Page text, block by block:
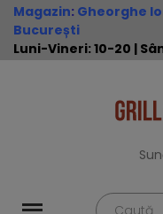
Magazin: Gheorghe
București
Luni-Vineri: 10-20 |